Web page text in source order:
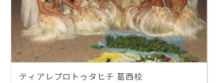
ティアレプロトゥタヒチ 葛西校